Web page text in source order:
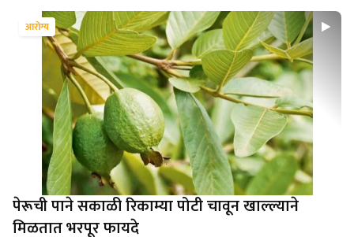
आरोग्य
पेरूची पाने सकाळी रिकाम्या पोटी चावून खाल्ल्याने
मिळतात भरपूर फायदे